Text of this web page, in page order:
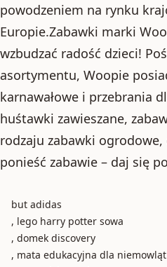
powodzeniem na rynku
Europie.Zabawki marki
wzbudzać radość dzieci!
asortymentu, Woopie
karnawałowe i przebrania
huśtawki zawieszane,
rodzaju zabawki
ponieść zabawie – daj się
but adidas
, lego harry potter sowa
, domek discovery
, mata edukacyjna dla niemowląt